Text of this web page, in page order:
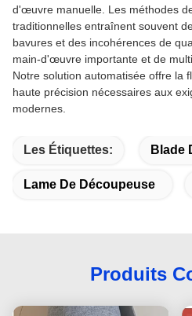
d'œuvre manuelle. Les méthodes
traditionnelles entraînent souvent
bavures et des incohérences de
main-d'œuvre importante et de
Notre solution automatisée offre la
haute précision nécessaires aux
modernes.
Les Étiquettes: Blade
Lame De Découpeuse
Produits